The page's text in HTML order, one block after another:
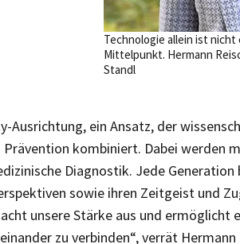
Technologie allein ist
Mittelpunkt. Hermann
Standl
Ausrichtung, ein Ansatz, der
kombiniert. Dabei werden
Diagnostik. Jede Generation
sowie ihren Zeitgeist und
unsere Stärke aus und ermöglicht
zu verbinden“, verrät Hermann